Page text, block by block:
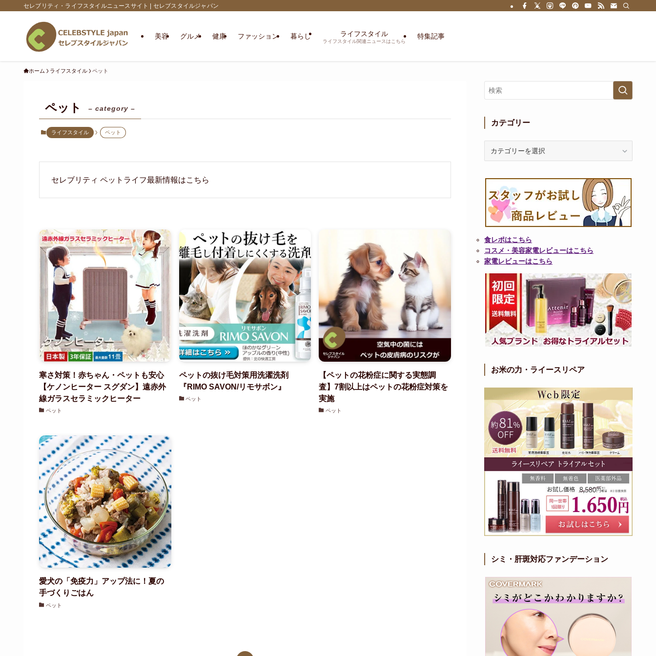
セレブリティ・ライフスタイルニュースサイト | セレブスタイルジャパン
美容 グルメ 健康 ファッション 暮らし ライフスタイル
ライフスタイル関連ニュースはこちら
特集記事
ホーム ライフスタイル ペット
ペット – category –
ライフスタイル ペット
セレブリティ ペットライフ最新情報はこちら
寒さ対策！赤ちゃん・ペットも安心
【ケノンヒーター スグダン】遠赤外
線ガラスセラミックヒーター
ペット
ペットの抜け毛対策用洗濯洗剤
『RIMO SAVON/リモサボン』
ペット
【ペットの花粉症に関する実態調
査】7割以上はペットの花粉症対策を
実施
ペット
愛犬の「免疫力」アップ法に！夏の
手づくりごはん
ペット
カテゴリー
リ
食レポはこちら
コスメ・美容家電レビューはこちら
家電レビューはこちら
お米の力・ライースリペア
シミ・肝斑対応ファンデーション